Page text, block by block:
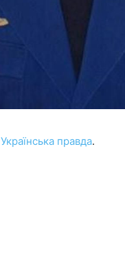
Українська правда.